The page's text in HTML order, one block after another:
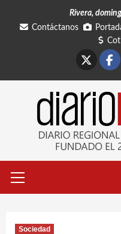
Rivera,
Contáctanos
primario
Sociedad